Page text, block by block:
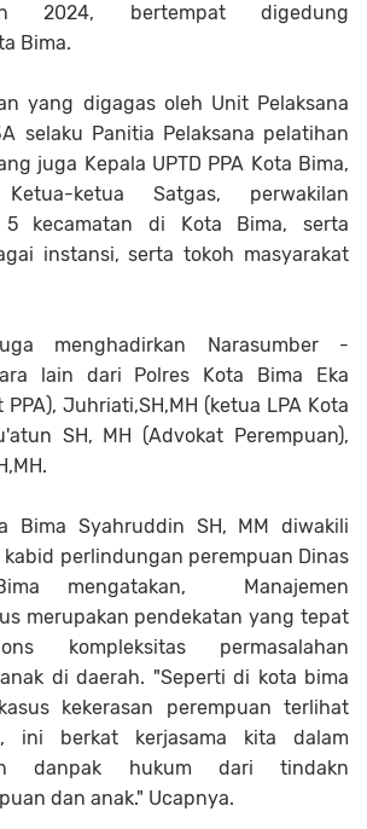
2024, bertempat digedung
Bima.
yang digagas oleh Unit Pelaksana
selaku Panitia Pelaksana pelatihan
juga Kepala UPTD PPA Kota Bima,
ketua Satgas, perwakilan
5 kecamatan di Kota Bima, serta
instansi, serta tokoh masyarakat
menghadirkan Narasumber -
lain dari Polres Kota Bima Eka
PPA), Juhriati,SH,MH (ketua LPA Kota
SH, MH (Advokat Perempuan),
Bima Syahruddin SH, MM diwakili
kabid perlindungan perempuan Dinas
mengatakan, Manajemen
merupakan pendekatan yang tepat
kompleksitas permasalahan
di daerah. "Seperti di kota bima
kekerasan perempuan terlihat
ini berkat kerjasama kita dalam
danpak hukum dari tindakn
dan anak." Ucapnya.